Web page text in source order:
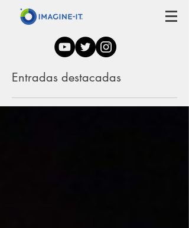
Entradas destacadas